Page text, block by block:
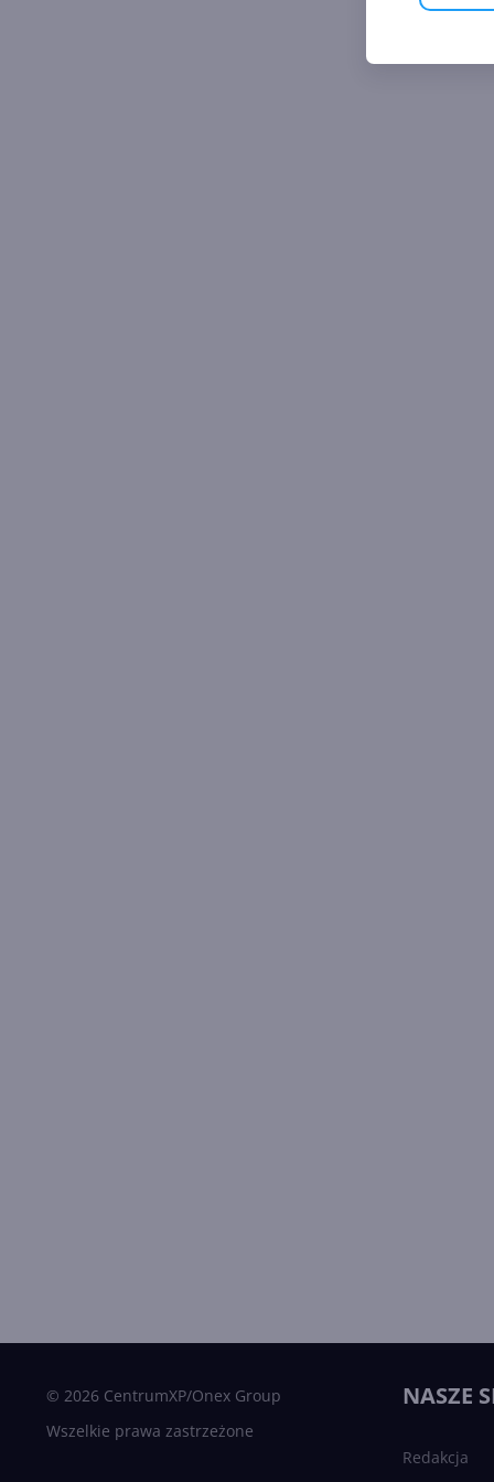
© 2026 CentrumXP/Onex Group
Wszelkie prawa zastrzeżone
NASZE
Redakcja